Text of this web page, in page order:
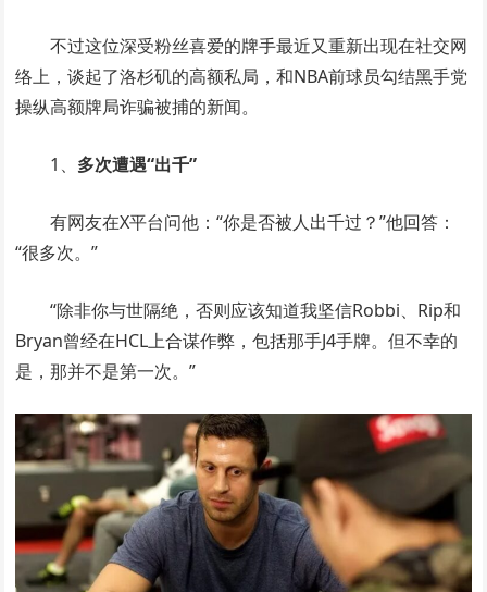
不过这位深受粉丝喜爱的牌手最近又重新出现在社交网
络上，谈起了洛杉矶的高额私局，和NBA前球员勾结黑手党
操纵高额牌局诈骗被捕的新闻。
1、 多次遭遇“出千”
有网友在X平台问他：“你是否被人出千过？”他回答：
“很多次。”
“除非你与世隔绝，否则应该知道我坚信Robbi、Rip和
Bryan曾经在HCL上合谋作弊，包括那手J4手牌。但不幸的
是，那并不是第一次。”